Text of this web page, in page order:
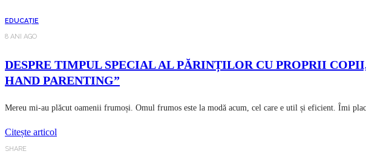
EDUCAȚIE
8 ANI AGO
DESPRE TIMPUL SPECIAL AL PĂRINȚILOR CU PROPRII
HAND PARENTING”
Mereu mi-au plăcut oamenii frumoși. Omul frumos este la modă acum, cel care e util și eficient. Îmi
Citește articol
SHARE